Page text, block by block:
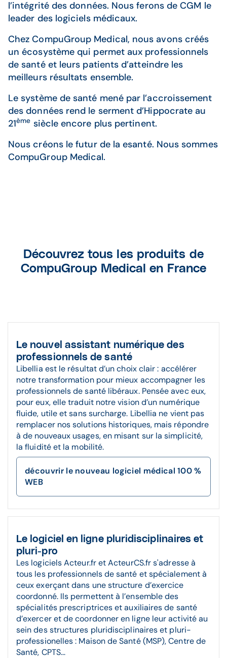
l’intégrité des données. Nous ferons de CGM le
leader des logiciels médicaux.
Chez CompuGroup Medical, nous avons créés
un écosystème qui permet aux professionnels
de santé et leurs patients d’atteindre les
meilleurs résultats ensemble.
Le système de santé mené par l’accroissement
des données rend le serment d’Hippocrate au
21ème siècle encore plus pertinent.
Nous créons le futur de la esanté. Nous sommes
CompuGroup Medical.
Découvrez tous les produits de
CompuGroup Medical en France
Le nouvel assistant numérique des
professionnels de santé
Libellia est le résultat d’un choix clair : accélérer
notre transformation pour mieux accompagner les
professionnels de santé libéraux. Pensée avec eux,
pour eux, elle traduit notre vision d’un numérique
fluide, utile et sans surcharge. Libellia ne vient pas
remplacer nos solutions historiques, mais répondre
à de nouveaux usages, en misant sur la simplicité,
la fluidité et la mobilité.
découvrir le nouveau logiciel médical 100 %
WEB
Le logiciel en ligne pluridisciplinaires et
pluri-pro
Les logiciels Acteur.fr et ActeurCS.fr s'adresse à
tous les professionnels de santé et spécialement à
ceux exerçant dans une structure d’exercice
coordonné. Ils permettent à l’ensemble des
spécialités prescriptrices et auxiliaires de santé
d’exercer et de coordonner en ligne leur activité au
sein des structures pluridisciplinaires et pluri-
professionelles : Maison de Santé (MSP), Centre de
Santé, CPTS...